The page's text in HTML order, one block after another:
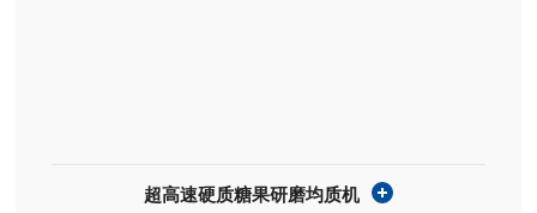
超高速硬质糖果研磨均质机